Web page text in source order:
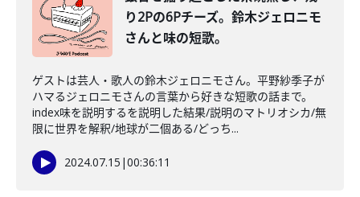
り2Pの6Pチーズ。鈴木ジェロニモ
さんと味の短歌。
ゲストは芸人・歌人の鈴木ジェロニモさん。平野紗季子が
ハマるジェロニモさんの言葉から好きな短歌の話まで。
index味を説明するを説明した結果/説明のマトリオシカ/無
限に世界を解釈/地球が二個ある/どっち...
2024.07.15 |00:36:11